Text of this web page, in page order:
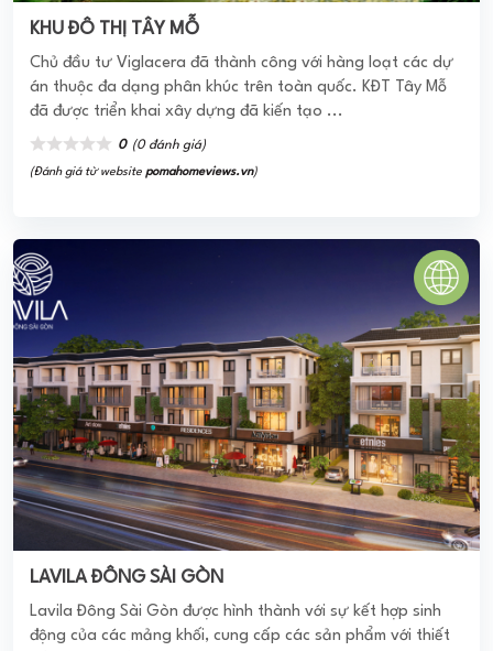
(Đánh giá từ websitepomahomeviews.vn
LAVILA ĐÔNG SÀI GÒN
Lavila Đông Sài Gòn được hình thành với sự kết hợp sinh
động của các mảng khối, cung cấp các sản phẩm với thiết
kế 1 trệt + 3 lầu, cung ...
0 (0 đánh giá)
(Đánh giá từ website pomahomeviews.vn